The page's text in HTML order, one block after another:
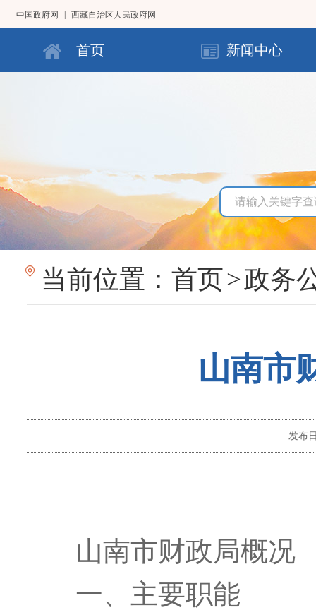
中国政府网 西藏自治区人民政府网
首页 新闻中心
当前位置： 首页>政务
山南市
发布
山南市财政局概况
一、 主要职能